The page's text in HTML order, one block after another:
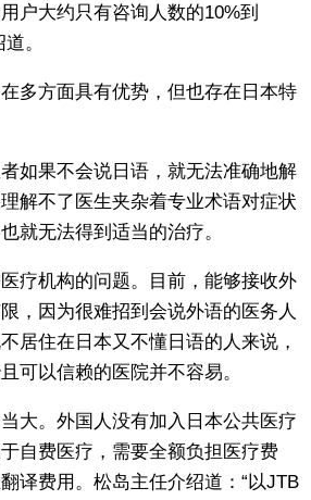
户大约只有咨询人数的10%到
。
多方面具有优势，但也存在日本特
如果不会说日语，就无法准确地解
解不了医生夹杂着专业术语对症状
就无法得到适当的治疗。
疗机构的问题。目前，能够接收外
，因为很难招到会说外语的医务人
居住在日本又不懂日语的人来说，
可以信赖的医院并不容易。
大。外国人没有加入日本公共医疗
自费医疗，需要全额负担医疗费
译费用。松岛主任介绍道：“以JTB